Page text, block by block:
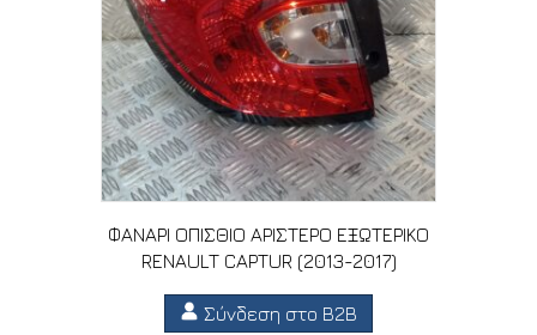
ΦΑΝΑΡΙ ΟΠΙΣΘΙΟ ΑΡΙΣΤΕΡΟ ΕΞΩΤΕΡΙΚΟ
RENAULT CAPTUR (2013-2017)
Σύνδεση στο B2B